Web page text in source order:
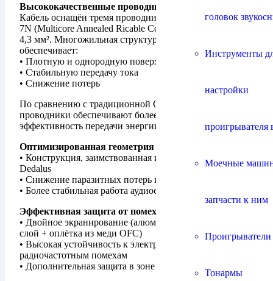
головок
Инструменты
настройки
проигрывателя
Моечные
запчасти к ним
Тонармы
Высококачественные проводники
Кабель оснащён тремя проводниками из меди MARC
7N (Multicore Annealed Ricable Conductor) сечением 3 ×
4,3 мм². Многожильная структура (жилы по 0,1 мм)
обеспечивает:
• Плотную и однородную поверхность
• Стабильную передачу тока
• Снижение потерь
По сравнению с традиционной OFC-медью, такие
проводники обеспечивают более высокую
эффективность передачи энергии.
Оптимизированная геометрия
• Конструкция, заимствованная из старшей серии
Dedalus
• Снижение паразитных потерь и наводок
• Более стабильная работа аудиосистемы
Эффективная защита от помех
• Двойное экранирование (алюминиево-майларовый
слой + оплётка из меди OFC)
• Высокая устойчивость к электромагнитным и
радиочастотным помехам
• Дополнительная защита в зоне контактов